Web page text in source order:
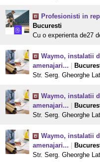
Profesionisti in
Bucuresti
Cu o experienta de27
Waymo, instalatii
amenajari...
Str. Serg. Gheorghe
Waymo, instalatii
amenajari...
Str. Serg. Gheorghe
Waymo, instalatii
amenajari...
Str. Serg. Gheorghe